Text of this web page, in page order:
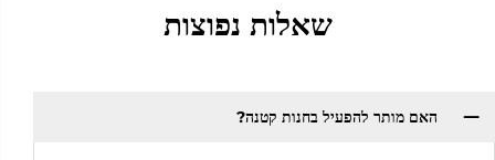
שאלות נפוצות
האם מותר להפעיל בחנות קטנה? ​